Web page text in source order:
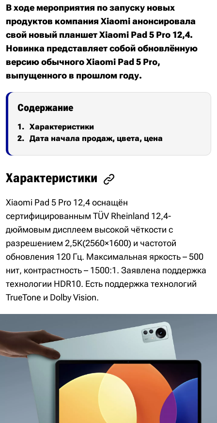
В ходе мероприятия по запуску новых
продуктов компания Xiaomi анонсировала
свой новый планшет Xiaomi Pad 5 Pro 12,4.
Новинка представляет собой обновлённую
версию обычного Xiaomi Pad 5 Pro,
выпущенного в прошлом году.
Содержание
Характеристики
Дата начала продаж, цвета, цена
Характеристики
Xiaomi Pad 5 Pro 12,4 оснащён
сертифицированным TÜV Rheinland 12,4-
дюймовым дисплеем высокой чёткости с
разрешением 2,5K(2560×1600) и частотой
обновления 120 Гц. Максимальная яркость – 500
нит, контрастность – 1500:1. Заявлена поддержка
технологии HDR10. Есть поддержка технологий
TrueTone и Dolby Vision.